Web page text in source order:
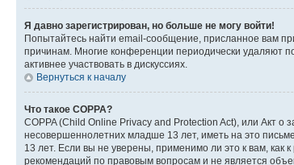
Я давно зарегистрирован, но больше не могу войти!
Попытайтесь найти email-сообщение, присланное вам
причинам. Многие конференции периодически удаляют
активнее участвовать в дискуссиях.
Вернуться к началу
Что такое COPPA?
COPPA (Child Online Privacy and Protection Act), или Акт
несовершеннолетних младше 13 лет, иметь на это
13 лет. Если вы не уверены, применимо ли это к вам,
рекомендаций по правовым вопросам и не является